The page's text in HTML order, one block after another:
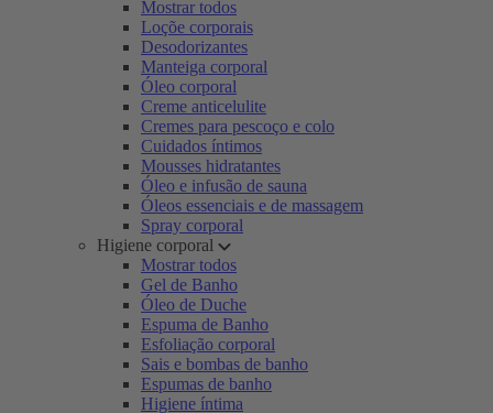
Mostrar todos
Loçõe corporais
Desodorizantes
Manteiga corporal
Óleo corporal
Creme anticelulite
Cremes para pescoço e colo
Cuidados íntimos
Mousses hidratantes
Óleo e infusão de sauna
Óleos essenciais e de massagem
Spray corporal
Higiene corporal
Mostrar todos
Gel de Banho
Óleo de Duche
Espuma de Banho
Esfoliação corporal
Sais e bombas de banho
Espumas de banho
Higiene íntima